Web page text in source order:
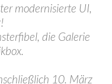
modernisierte UI,
die Galerie
10. März